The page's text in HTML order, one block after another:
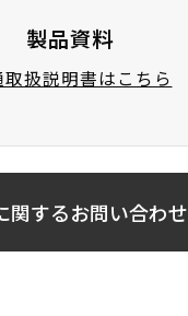
製品資料
取扱説明書はこちら
関するお問い合わせ